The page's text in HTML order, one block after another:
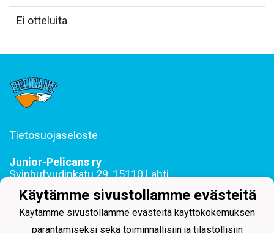
Ei otteluita
Tietosuojaseloste
Junior-Pelicans ry
Svinhufvudinkatu 29, 15110 Lahti
044 255 1975 toimisto@juniorpelicans.fi
Toimisto avoinna ma-pe klo 9-15
Käytämme sivustollamme evästeitä
Käytämme sivustollamme evästeitä käyttökokemuksen
parantamiseksi sekä toiminnallisiin ja tilastollisiin